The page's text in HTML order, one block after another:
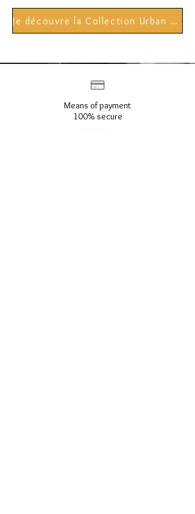
Je découvre la Collection Urban Fossil
Means of payment
100% secure